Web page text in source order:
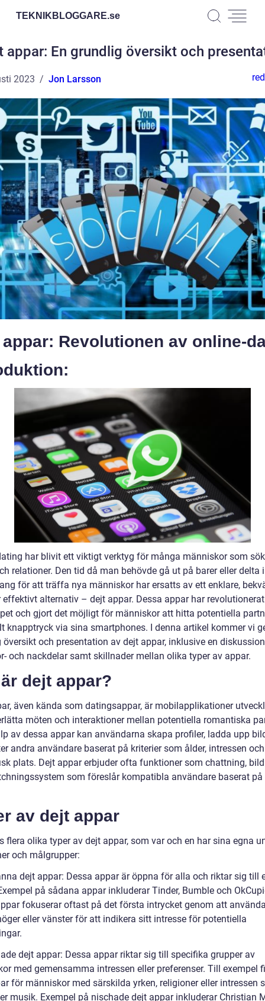
TEKNIKBLOGGARE.se
appar: En grundlig översikt och
2023 Jon Larsson
Revolutionen av online-
har blivit ett viktigt verktyg för många människor som
relationer. Den tid då man behövde gå ut på barer eller delta
för att träffa nya människor har ersatts av ett enklare,
effektivt alternativ – dejt appar. Dessa appar har
och gjort det möjligt för människor att hitta potentiella
knapptryck via sina smartphones. I denna artikel kommer vi
översikt och presentation av dejt appar, inklusive en
och nackdelar samt skillnader mellan olika typer av appar.
dejt appar?
även kända som datingsappar, är mobilapplikationer
möten och interaktioner mellan potentiella romantiska
av dessa appar kan användarna skapa profiler, ladda upp
andra användare baserat på kriterier som ålder, intressen och
plats. Dejt appar erbjuder ofta funktioner som chattning,
som föreslår kompatibla användare baserat på
av dejt appar
flera olika typer av dejt appar, som var och en har sina egna
och målgrupper:
dejt appar: Dessa appar är öppna för alla och riktar sig till
på sådana appar inkluderar Tinder, Bumble och
fokuserar oftast på det första intrycket genom att
eller vänster för att indikera sitt intresse för potentiella
dejt appar: Dessa appar riktar sig till specifika grupper av
med gemensamma intressen eller preferenser. Till exempel
för människor med särskilda yrken, religioner eller intressen
musik. Exempel på nischade dejt appar inkluderar Christian